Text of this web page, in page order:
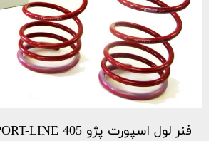
فنر لول اسپورت پژو EIBACH SPORT-LINE 405